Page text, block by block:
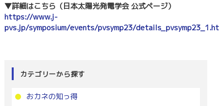
▼詳細はこちら（日本太陽光発電学会 公式ページ）
https://www.j-
pvs.jp/symposium/events/pvsymp23/
カテゴリーから探す
おカネの知っ得